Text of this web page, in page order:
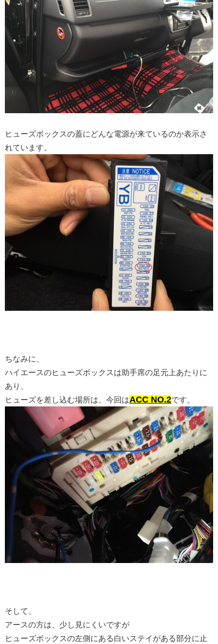
ヒューズボックスの蓋にどんな電源が来ているのか表示さ
れています。
ちなみに、
ハイエースのヒューズボックスは助手席の足元上あたりに
あり、
ヒューズを差し込む場所は、今回はACC NO.2です。
そして、
アースの方は、少し見にくいですが
ヒューズボックスの左側にある白いステイがある部分に止